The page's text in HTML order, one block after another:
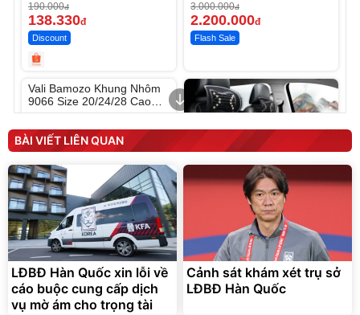
190.000đ
138.330đ
Discount
3.000.000đ
2.200.000đ
Flash Sale
Vali Bamozo Khung Nhôm
9066 Size 20/24/28 Cao
Cấp
1.000.000
825.000đ
Flash Sale
Lót ghế ôtô, nâng lưng
chống nóng giúp thoải mái
trong di chuyển
295.000đ
BÀI VIẾT LIÊN QUAN
LĐBĐ Hàn Quốc xin lỗi về
cáo buộc cung cấp dịch
vụ mờ ám cho trọng tài
Cảnh sát khám xét trụ sở
LĐBĐ Hàn Quốc